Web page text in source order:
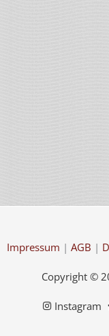
Impressum | AGB |
Copyright ©
Instagram